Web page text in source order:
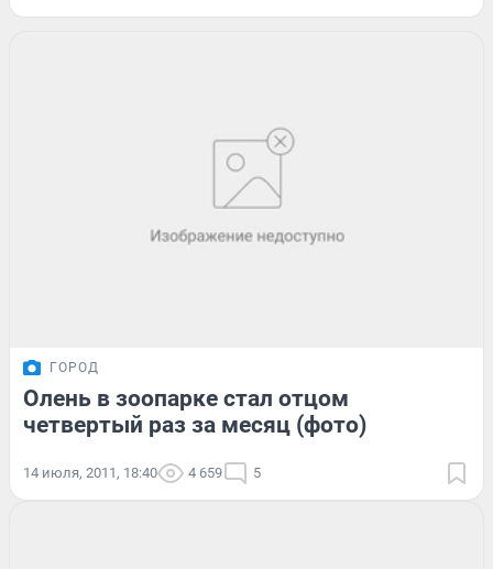
ГОРОД
Олень в зоопарке стал отцом
четвертый раз за месяц (фото)
14 июля, 2011, 18:40 4 659 5